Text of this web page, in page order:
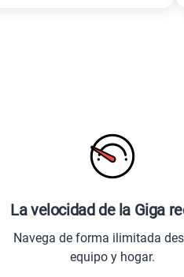
La velocidad de la Giga
Navega de forma ilimitada
equipo y hogar.